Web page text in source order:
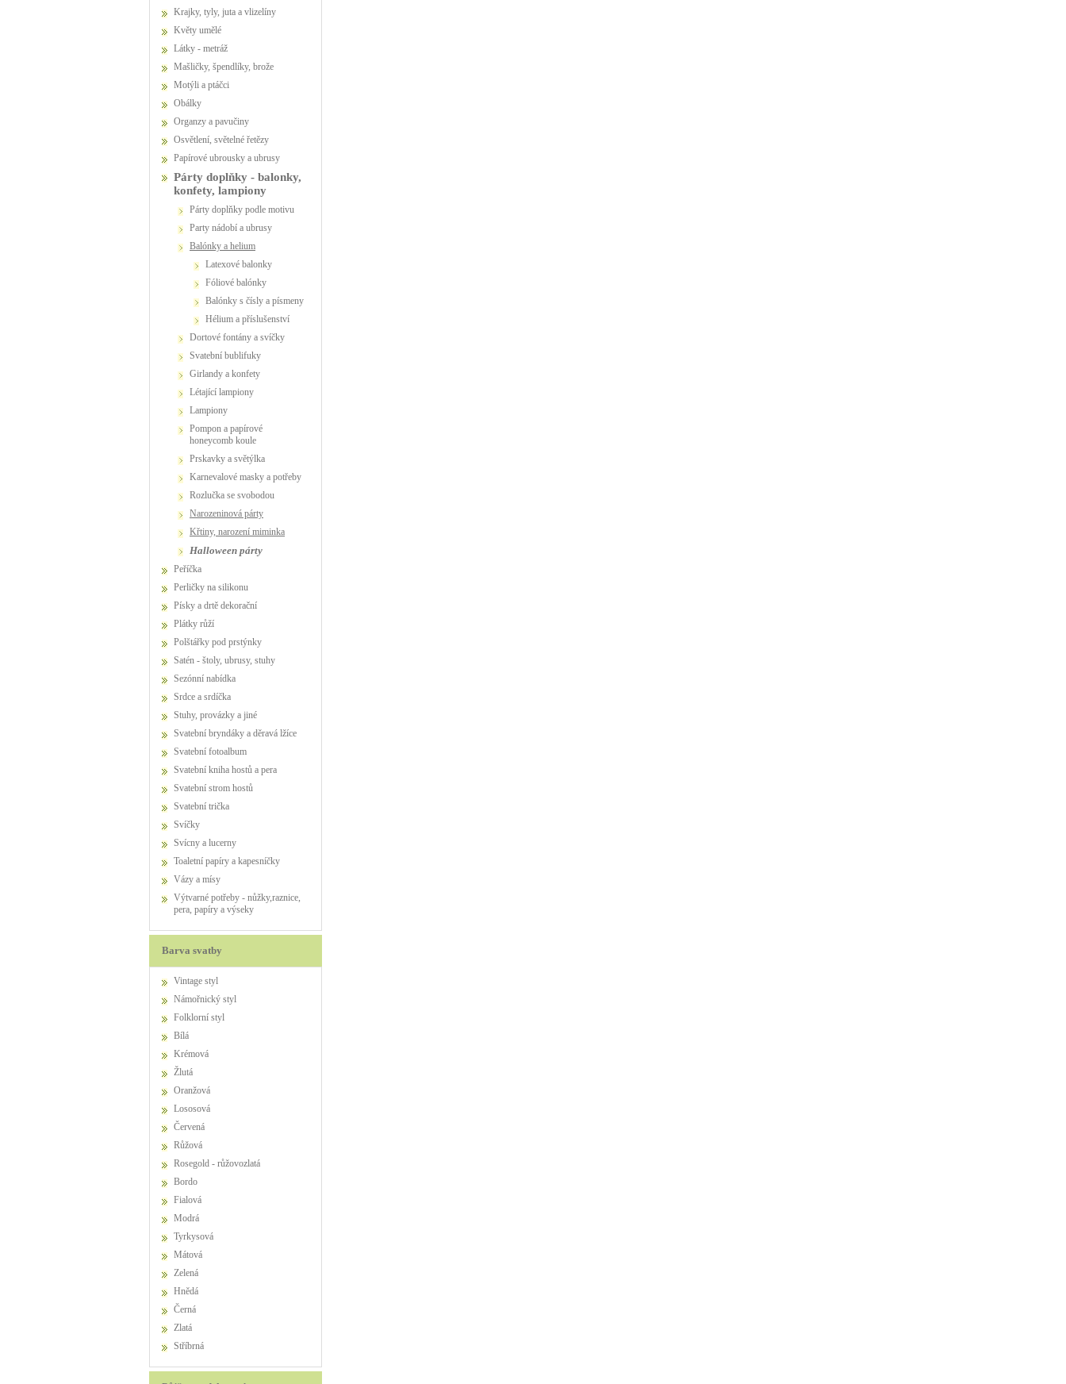
Krajky, tyly, juta a vlizelíny
Květy umělé
Látky - metráž
Mašličky, špendlíky, brože
Motýli a ptáčci
Obálky
Organzy a pavučiny
Osvětlení, světelné řetězy
Papírové ubrousky a ubrusy
Párty doplňky - balonky,
konfety, lampiony
Párty doplňky podle motivu
party nádobí a ubrusy
Balónky a helium
Latexové balonky
Fóliové balónky
Balónky s čísly a písmeny
Hélium a příslušenství
dortové fontány a svíčky
Svatební bublifuky
girlandy a konfety
létající lampiony
lampiony
pompon a papírové
honeycomb koule
prskavky a světýlka
karnevalové masky a potřeby
Rozlučka se svobodou
narozeninová párty
křtiny, narození miminka
Halloween párty
Peříčka
Perličky na silikonu
Písky a drtě dekorační
Plátky růží
Polštářky pod prstýnky
Satén - štoly, ubrusy, stuhy
Sezónní nabídka
Srdce a srdíčka
Stuhy, provázky a jiné
Svatební bryndáky a děravá lžíce
Svatební fotoalbum
Svatební kniha hostů a pera
Svatební strom hostů
Svatební trička
Svíčky
Svícny a lucerny
Toaletní papíry a kapesníčky
Vázy a mísy
Výtvarné potřeby - nůžky,raznice,
pera, papíry a výseky
Barva svatby
Vintage styl
Námořnický styl
Folklorní styl
Bílá
Krémová
Žlutá
Oranžová
Lososová
Červená
Růžová
Rosegold - růžovozlatá
Bordo
Fialová
Modrá
Tyrkysová
Mátová
Zelená
Hnědá
Černá
Zlatá
Stříbrná